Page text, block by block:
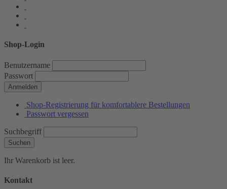
Shop-Login
Benutzername
Passwort
Anmelden
Shop-Registrierung für komfortablere Bestellungen
Passwort vergessen
Suchbegriff
Suchen
Ihr Warenkorb ist leer.
Kontakt